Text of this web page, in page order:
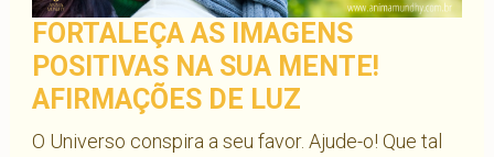
FORTALEÇA AS IMAGENS
POSITIVAS NA SUA MENTE!
AFIRMAÇÕES DE LUZ
O Universo conspira a seu favor. Ajude-o! Que tal